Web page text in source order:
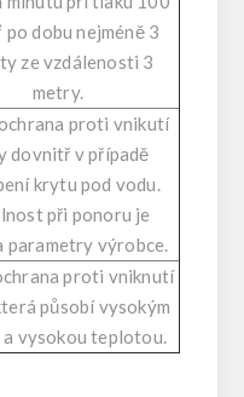
po dobu nejméně 3
ze vzdálenosti 3
metry.
proti vnikutí
dovnitř v případě
krytu pod vodu.
při ponoru je
parametry výrobce.
proti vniknutí
působí vysokým
a vysokou teplotou.